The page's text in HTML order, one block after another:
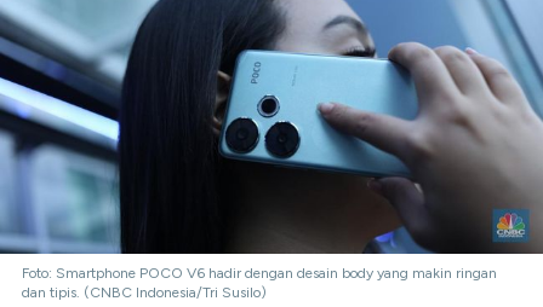
Foto: Smartphone POCO V6 hadir dengan desain body yang makin ringan
dan tipis. (CNBC Indonesia/Tri Susilo)